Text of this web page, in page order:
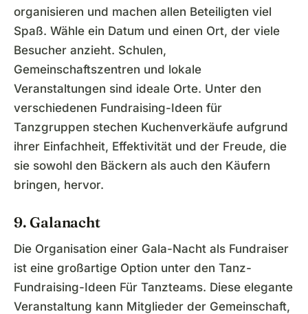
organisieren und machen allen Beteiligten viel
Spaß. Wähle ein Datum und einen Ort, der viele
Besucher anzieht. Schulen,
Gemeinschaftszentren und lokale
Veranstaltungen sind ideale Orte. Unter den
verschiedenen Fundraising-Ideen für
Tanzgruppen stechen Kuchenverkäufe aufgrund
ihrer Einfachheit, Effektivität und der Freude, die
sie sowohl den Bäckern als auch den Käufern
bringen, hervor.
9. Galanacht
Die Organisation einer Gala-Nacht als Fundraiser
ist eine großartige Option unter den Tanz-
Fundraising-Ideen Für Tanzteams. Diese elegante
Veranstaltung kann Mitglieder der Gemeinschaft,